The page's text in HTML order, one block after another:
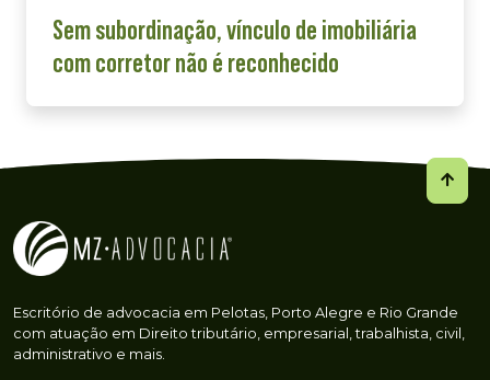
Sem subordinação, vínculo de imobiliária
com corretor não é reconhecido
Escritório de advocacia em Pelotas, Porto Alegre e Rio Grande
com atuação em Direito tributário, empresarial, trabalhista, civil,
administrativo e mais.